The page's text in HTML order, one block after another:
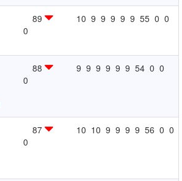
89 10 9 9 9 9 9 55 0 0
0
88 9 9 9 9 9 9 54 0 0
0
87 10 10 9 9 9 9 56 0 0
0